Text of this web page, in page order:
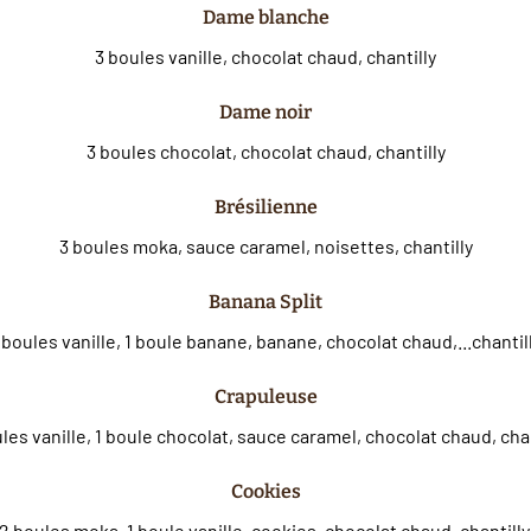
Dame blanche
3 boules vanille, chocolat chaud, chantilly
Dame noir
3 boules chocolat, chocolat chaud, chantilly
Brésilienne
3 boules moka, sauce caramel, noisettes, chantilly
Banana Split
vanille, 1 boule banane, banane, chocolat
Crapuleuse
Cookies